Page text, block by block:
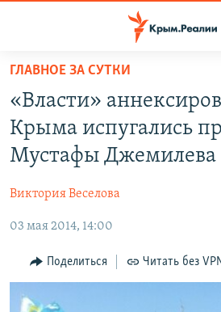
Вернуться
основному
содержанию
Вернутся
главной
навигации
Вернутся
поиску
11 ЛЕТ ОККУПАЦИИ КРЫМА. 11
ВОДА
ЕЩЕ
ИНТЕРАКТИВ
ИНФОГРАФИКА
РАДІО СВОБОДА
КАК ОБОЙТИ БЛОКИРОВКУ
Українською
ГЛАВНОЕ ЗА СУТКИ
«Власти»
Крыма испугались
Мустафы Джемилева
Виктория Веселова
03 мая 2014, 14:00
Поделиться Читать без